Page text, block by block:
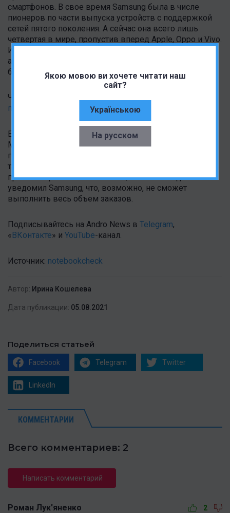
Якою мовою ви хочете читати наш
сайт?
Українською
На русском
смартфонов. В свое время Samsung была в числе
пионеров по части выпуска устройств с поддержкой
сетей пятого поколения. А сейчас она всего лишь
четвертая в мире, пропустив вперед Apple, Oppo и Vivo.
И тут еще нет Huawei, а не подкоси компанию
американские санкции и Samsung вовсе могла бы
быть пятой в мире.
Читать также:
показали во всей красе
Еще одна проблема компании —поставки чипов от
MediaTek. Несмотря на то, что Samsung уже не первый
год заказывает процессоры для своих устройств у
тайваньского чипмейкера и числится в числе
привилегированных клиентов, MediaTek недавно
уведомил Samsung, что, возможно, не сможет
выполнить весь объем заказов.
Подписывайтесь на Andro News в Telegram,
«ВКонтакте» и YouTube-канал.
Источник: notebookcheck
Автор: Ирина Кошелева
Дата публикации: 05.08.2021
Поделиться статьей
Facebook Telegram Twitter
LinkedIn
КОММЕНТАРИИ
Всего комментариев: 2
Написать комментарий
Роман Лук'яненко 2